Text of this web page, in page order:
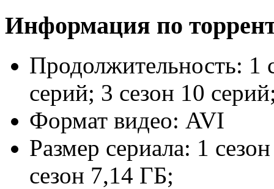
Информация по
Продолжительность: 1
серий; 3 сезон 10
Формат видео: AVI
Размер сериала: 1
сезон 7,14 ГБ;